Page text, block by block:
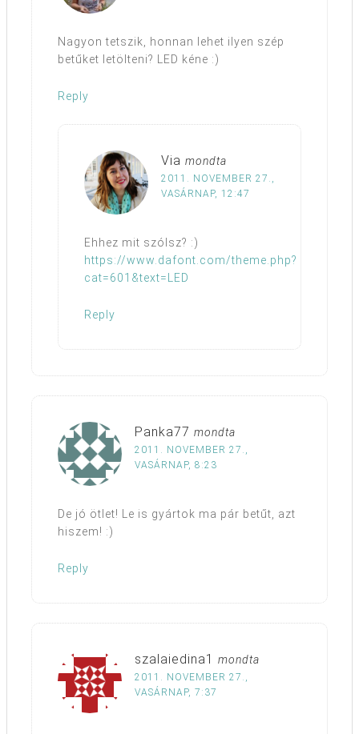
Nagyon tetszik, honnan lehet ilyen szép
betűket letölteni? LED kéne :)
Reply
Via mondta
2011. NOVEMBER 27.,
VASÁRNAP, 12:47
Ehhez mit szólsz? :)
https://www.dafont.com/theme.php?
cat=601&text=LED
Reply
Panka77 mondta
2011. NOVEMBER 27.,
VASÁRNAP, 8:23
De jó ötlet! Le is gyártok ma pár betűt, azt
hiszem! :)
Reply
szalaiedina1 mondta
2011. NOVEMBER 27.,
VASÁRNAP, 7:37